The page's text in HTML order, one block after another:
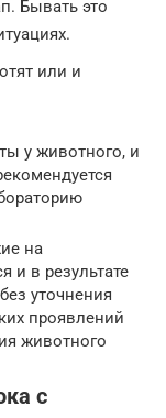
Бывать это
или и
у животного, и
на
и в результате
уточнения
проявлений
животного
с